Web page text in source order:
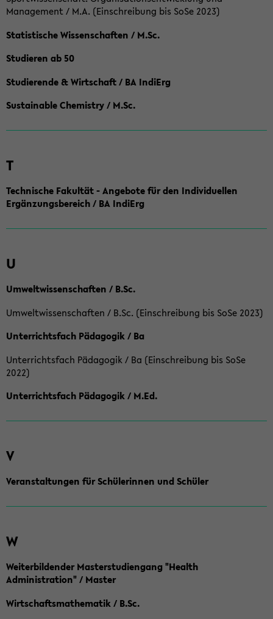
Management / M.A. (Einschreibung bis SoSe 2023)
Statistische Wissenschaften / M.Sc.
Studieren ab 50
Studierende & Wirtschaft / BA IndiErg
Sustainable Chemistry / M.Sc.
T
Technische Fakultät - Angebote für den Individuellen
Ergänzungsbereich / BA IndiErg
U
Umweltwissenschaften / B.Sc.
Umweltwissenschaften / B.Sc. (Einschreibung bis SoSe 2023)
Unterrichtsfach Pädagogik / Ba
Unterrichtsfach Pädagogik / Ba (Einschreibung bis SoSe
2022)
Unterrichtsfach Pädagogik / M.Ed.
V
Veranstaltungen für Schülerinnen und Schüler
W
Weiterbildender Masterstudiengang "Health
Administration" / Master
Wirtschaftsmathematik / B.Sc.